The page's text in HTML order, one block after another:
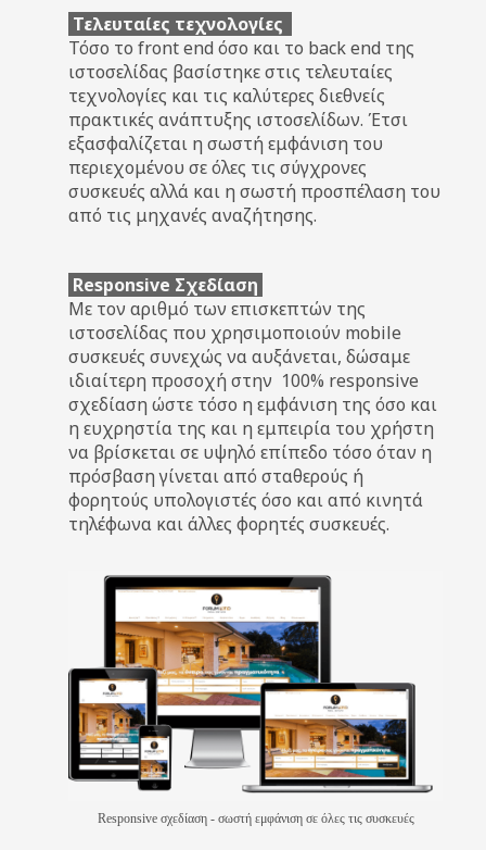
Τελευταίες τεχνολογίες
Τόσο το front end όσο και το back end της
ιστοσελίδας βασίστηκε στις τελευταίες
τεχνολογίες και τις καλύτερες διεθνείς
πρακτικές ανάπτυξης ιστοσελίδων. Έτσι
εξασφαλίζεται η σωστή εμφάνιση του
περιεχομένου σε όλες τις σύγχρονες
συσκευές αλλά και η σωστή προσπέλαση του
από τις μηχανές αναζήτησης.
Responsive Σχεδίαση
Με τον αριθμό των επισκεπτών της
ιστοσελίδας που χρησιμοποιούν mobile
συσκευές συνεχώς να αυξάνεται, δώσαμε
ιδιαίτερη προσοχή στην 100% responsive
σχεδίαση ώστε τόσο η εμφάνιση της όσο και
η ευχρηστία της και η εμπειρία του χρήστη
να βρίσκεται σε υψηλό επίπεδο τόσο όταν η
πρόσβαση γίνεται από σταθερούς ή
φορητούς υπολογιστές όσο και από κινητά
τηλέφωνα και άλλες φορητές συσκευές.
Responsive σχεδίαση - σωστή εμφάνιση σε όλες τις συσκευές